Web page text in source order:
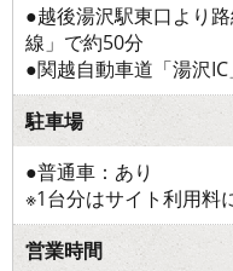
●越後湯沢駅東口より
線」で約50分
●関越自動車道「湯沢
駐車場
●普通車：あり
※1台分はサイト利用料
営業時間